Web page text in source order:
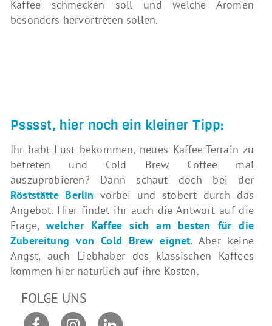
Kaffee schmecken soll und welche Aromen
besonders hervortreten sollen.
Psssst, hier noch ein kleiner Tipp:
Ihr habt Lust bekommen, neues Kaffee-Terrain zu
betreten und Cold Brew Coffee mal
auszuprobieren? Dann schaut doch bei der
Röststätte Berlin vorbei und stöbert durch das
Angebot. Hier findet ihr auch die Antwort auf die
Frage,welcher Kaffee sich am besten für die
Zubereitung von Cold Brew eignet. Aber keine
Angst, auch Liebhaber des klassischen Kaffees
kommen hier natürlich auf ihre Kosten.
FOLGE UNS